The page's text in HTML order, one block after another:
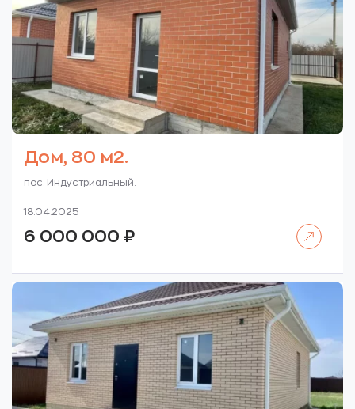
Дом, 80 м2.
пос. Индустриальный.
18.04.2025
6 000 000 ₽